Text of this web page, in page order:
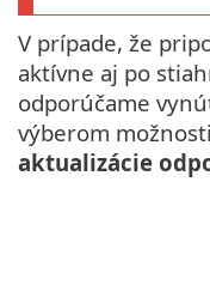
V prípade, že
aktívne aj po
odporúčame
výberom možnosti
aktualizácie